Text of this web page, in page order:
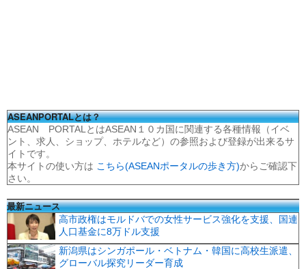
ASEANPORTALとは？
ASEAN PORTALとはASEAN１０カ国に関連する各種情報（イベ
ント、求人、ショップ、ホテルなど）の参照および登録が出来るサ
イトです。
本サイトの使い方は こちら(ASEANポータルの歩き方)からご確認下
さい。
最新ニュース
高市政権はモルドバでの女性サービス強化を支援、国連
人口基金に8万ドル支援
新潟県はシンガポール・ベトナム・韓国に高校生派遣、
グローバル探究リーダー育成